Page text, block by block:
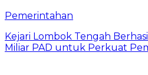
Pemerintahan
Kejari Lombok Tengah
Miliar PAD untuk Perkuat